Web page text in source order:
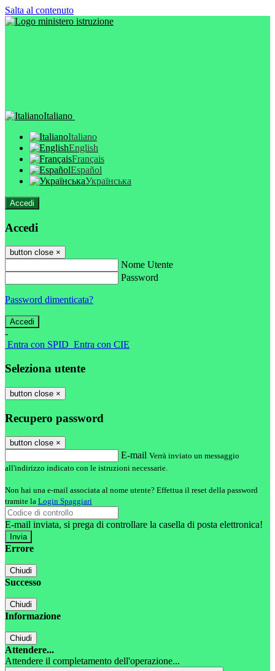
Salta al contenuto
Italiano
Italiano
English
Français
Español
Українська
Accedi
Accedi
button close ×
Nome Utente
Password
Password dimenticata?
-
Entra con SPID Entra con CIE
Seleziona utente
button close ×
Recupero password
button close ×
E-mail Verrà inviato un messaggio
all'indirizzo indicato con le istruzioni necessarie.
Non hai una e-mail associata al nome utente? Effettua il reset della password
tramite la Login Spaggiari
E-mail inviata, si prega di controllare la casella di posta elettronica!
Errore
Chiudi
Successo
Chiudi
Informazione
Chiudi
Attendere...
Attendere il completamento dell'operazione...